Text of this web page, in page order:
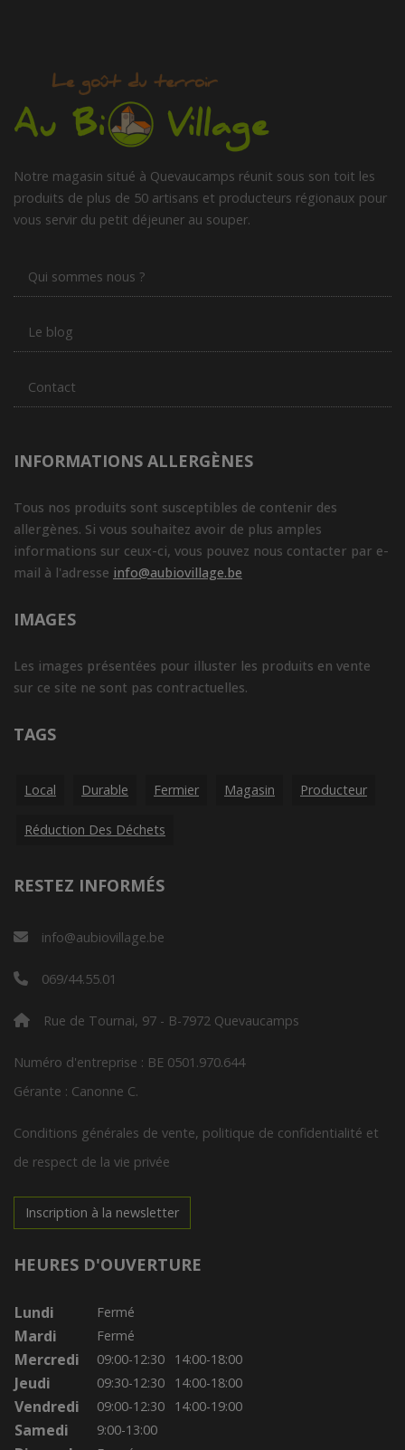
Notre magasin situé à Quevaucamps réunit sous son toit les
produits de plus de 50 artisans et producteurs régionaux pour
vous servir du petit déjeuner au souper.
Qui sommes nous ?
Le blog
Contact
INFORMATIONS ALLERGÈNES
Tous nos produits sont susceptibles de contenir des
allergènes. Si vous souhaitez avoir de plus amples
informations sur ceux-ci, vous pouvez nous contacter par e-
mail à l'adresse info@aubiovillage.be
IMAGES
Les images présentées pour illuster les produits en vente
sur ce site ne sont pas contractuelles.
TAGS
Local Durable Fermier Magasin Producteur
Réduction Des Déchets
RESTEZ INFORMÉS
info@aubiovillage.be
069/44.55.01
Rue de Tournai, 97 - B-7972 Quevaucamps
Numéro d'entreprise : BE 0501.970.644
Gérante : Canonne C.
Conditions générales de vente, politique de confidentialité et
de respect de la vie privée
Inscription à la newsletter
HEURES D'OUVERTURE
Lundi Fermé
Mardi Fermé
Mercredi 09:00-12:30 14:00-18:00
Jeudi 09:30-12:30 14:00-18:00
Vendredi 09:00-12:30 14:00-19:00
Samedi 9:00-13:00